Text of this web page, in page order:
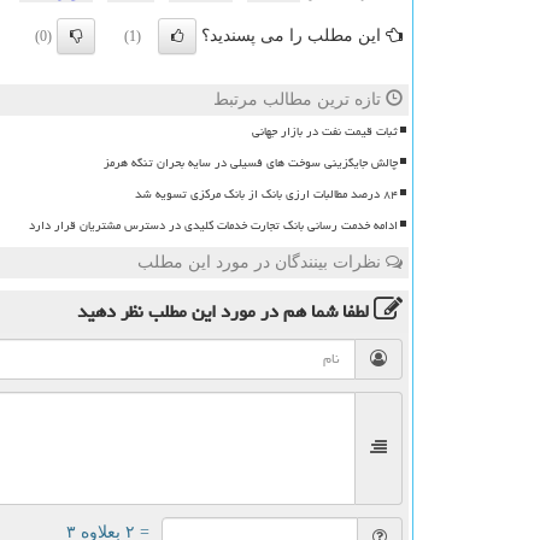
این مطلب را می پسندید؟ (1)
(0)
تازه ترین مطالب مرتبط
ثبات قیمت نفت در بازار جهانی
چالش جایگزینی سوخت های فسیلی در سایه بحران تنگه هرمز
۸۴ درصد مطالبات ارزی بانک از بانک مرکزی تسویه شد
ادامه خدمت رسانی بانک تجارت خدمات کلیدی در دسترس مشتریان قرار دارد
نظرات بینندگان در مورد این مطلب
لطفا شما همدر مورد این مطلبنظر دهید
= ۲ بعلاوه ۳